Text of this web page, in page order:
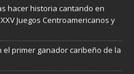
hacer historia cantando en
Juegos Centroamericanos y
primer ganador caribeño de la